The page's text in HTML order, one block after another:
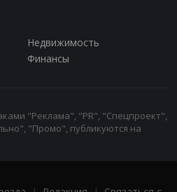
Недвижимость
Финансы
"Реклама", "PR", "Спецпроект",
"Промо", публикуются на